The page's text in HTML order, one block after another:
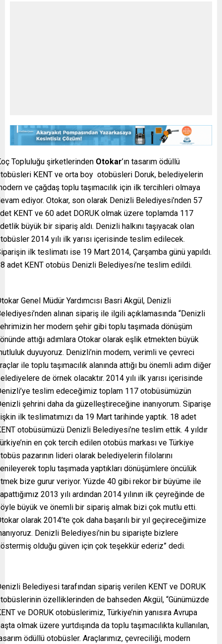
Topluluğu şirketlerinden Otokar’ın tasarım ödüllü
KENT ve orta boy otobüsleri Doruk, belediyelerin
ve çağdaş toplu taşımacılık için ilk tercihleri olmaya
ediyor. Otokar, son olarak Denizli Belediyesi’nden 57
KENT ve 60 adet DORUK olmak üzere toplamda 117
büyük bir sipariş aldı. Denizli halkını taşıyacak olan
2014 yılı ilk yarısı içerisinde teslim edilecek.
ilk teslimatı ise 19 Mart 2014, Çarşamba günü yapıldı.
adet KENT otobüs Denizli Belediyesi’ne teslim edildi.
Genel Müdür Yardımcısı Basri Akgül, Denizli
alınan sipariş ile ilgili açıklamasında “Denizli
her modern şehir gibi toplu taşımada dönüşüm
attığı adımlara Otokar olarak eşlik etmekten büyük
duyuyoruz. Denizli’nin modern, verimli ve çevreci
ile toplu taşımacılık alanında attığı bu önemli adım diğer
de örnek olacaktır. 2014 yılı ilk yarısı içerisinde
teslim edeceğimiz toplam 117 otobüsümüzün
şehrini daha da güzelleştireceğine inanıyorum. Siparişe
ilk teslimatımızı da 19 Mart tarihinde yaptık. 18 adet
otobüsümüzü Denizli Belediyesi’ne teslim ettik. 4 yıldır
en çok tercih edilen otobüs markası ve Türkiye
pazarının lideri olarak belediyelerin filolarını
toplu taşımada yaptıkları dönüşümlere öncülük
bize gurur veriyor. Yüzde 40 gibi rekor bir büyüme ile
2013 yılı ardından 2014 yılının ilk çeyreğinde de
büyük ve önemli bir sipariş almak bizi çok mutlu etti.
olarak 2014’te çok daha başarılı bir yıl geçireceğimize
Denizli Belediyesi’nin bu siparişte bizlere
olduğu güven için çok teşekkür ederiz” dedi.
Belediyesi tarafından sipariş verilen KENT ve DORUK
özelliklerinden de bahseden Akgül, “Günümüzde
ve DORUK otobüslerimiz, Türkiye’nin yanısıra Avrupa
olmak üzere yurtdışında da toplu taşımacılıkta kullanılan,
ödüllü otobüsler. Araçlarımız, çevreciliği, modern